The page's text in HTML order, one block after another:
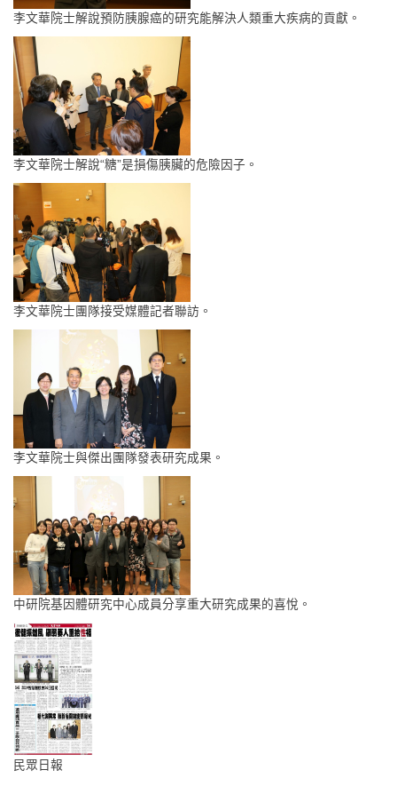
李文華院士解說預防胰腺癌的研究能解決人類重大疾病的貢獻。
李文華院士解說“糖”是損傷胰臟的危險因子。
李文華院士團隊接受媒體記者聯訪。
李文華院士與傑出團隊發表研究成果。
中研院基因體研究中心成員分享重大研究成果的喜悅。
民眾日報